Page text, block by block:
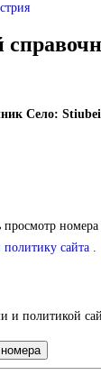
Село:
сайта .
и политикой